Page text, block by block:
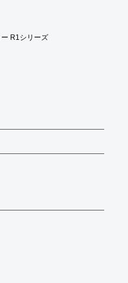
R1シリーズ